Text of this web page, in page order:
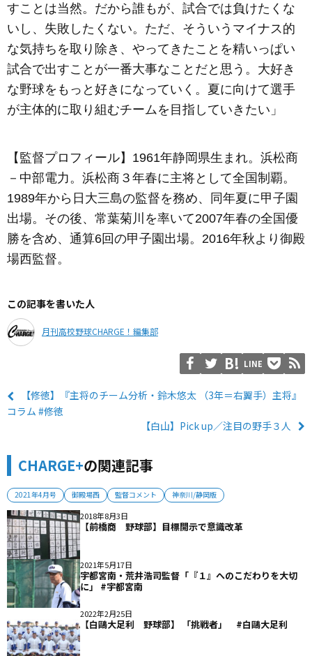
すことは当然。だから誰もが、試合では負けたくな
いし、失敗したくない。ただ、そういうマイナス的
な気持ちを取り除き、やってきたことを精いっぱい
試合で出すことが一番大事なことだと思う。大好き
な野球をもっと好きになっていく。夏に向けて選手
が主体的に取り組むチームを目指していきたい」
【監督プロフィール】1961年静岡県生まれ。浜松商
－中部電力。浜松商３年春に主将として全国制覇。
1989年から日大三島の監督を務め、同年夏に甲子園
出場。その後、常葉菊川を率いて2007年春の全国優
勝を含め、通算6回の甲子園出場。2016年秋より御殿
場西監督。
この記事を書いた人
月刊高校野球CHARGE！編集部
LINE
【修徳】『主将のチーム分析・鈴木悠太 （3年＝右翼手）主将』
コラム #修徳
【白山】Pick up／注目の野手３人
CHARGE+の関連記事
2021年4月号 御殿場西 監督コメント 神奈川/静岡版
2018年8月3日
【前橋商 野球部】目標開示で意識改革
2021年5月17日
宇都宮南・荒井浩司監督「『１』へのこだわりを大切
に」 #宇都宮南
2022年2月25日
【白鷗大足利 野球部】 「挑戦者」 #白鷗大足利